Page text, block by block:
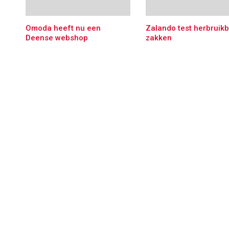
Omoda heeft nu een
Deense webshop
Zalando test
zakken